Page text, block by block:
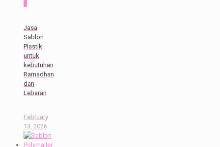
Jasa
Sablon
Plastik
untuk
kebutuhan
Ramadhan
dan
Lebaran
February
13, 2026